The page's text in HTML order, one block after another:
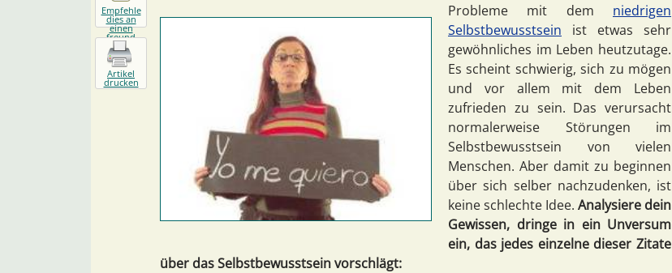
Probleme mit dem niedrigen
Selbstbewusstsein ist etwas sehr
gewöhnliches im Leben heutzutage.
Es scheint schwierig, sich zu mögen
und vor allem mit dem Leben
zufrieden zu sein. Das verursacht
normalerweise Störungen im
Selbstbewusstsein von vielen
Menschen. Aber damit zu beginnen
über sich selber nachzudenken, ist
keine schlechte Idee. Analysiere dein
Gewissen, dringe in ein Unversum
ein, das jedes einzelne dieser Zitate
über das Selbstbewusstsein vorschlägt:
Empfehle
dies an
einen
freund
Artikel
drucken